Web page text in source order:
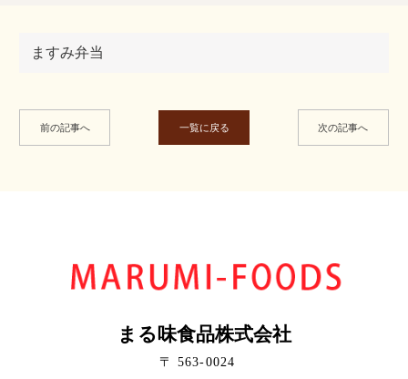
ますみ弁当
前の記事へ 一覧に戻る 次の記事へ
まる味食品株式会社
〒 563-0024